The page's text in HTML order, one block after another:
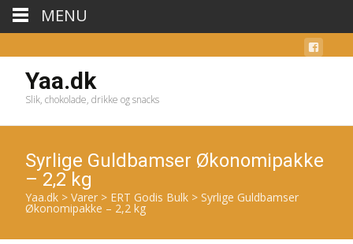
Yaa.dk
Slik, chokolade, drikke og snacks
Syrlige Guldbamser Økonomipakke
– 2,2 kg
Yaa.dk > Varer > ERT Godis Bulk > Syrlige Guldbamser
Økonomipakke – 2,2 kg
MENU